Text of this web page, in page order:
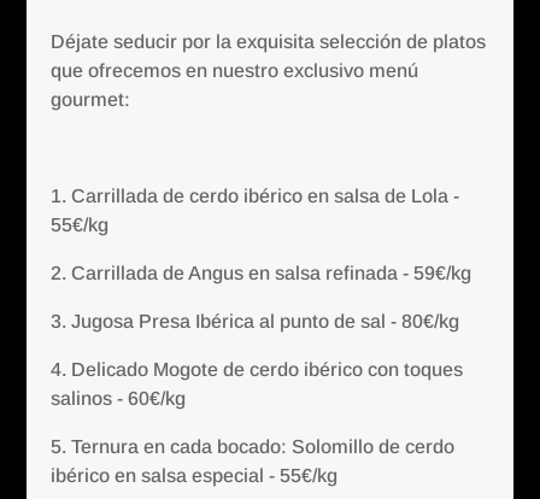
Déjate seducir por la exquisita selección de platos
que ofrecemos en nuestro exclusivo menú
gourmet:
1. Carrillada de cerdo ibérico en salsa de Lola -
55€/kg
2. Carrillada de Angus en salsa refinada - 59€/kg
3. Jugosa Presa Ibérica al punto de sal - 80€/kg
4. Delicado Mogote de cerdo ibérico con toques
salinos - 60€/kg
5. Ternura en cada bocado: Solomillo de cerdo
ibérico en salsa especial - 55€/kg